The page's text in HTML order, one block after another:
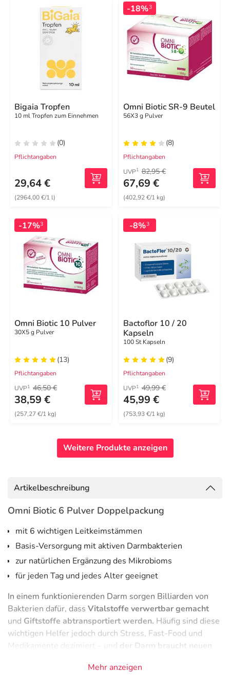
Bigaia Tropfen
10 ml Tropfen zum Einnehmen
(0)
Pflichtangaben
29,64 €
(2964,00 €/1 l)
-18%3
Omni Biotic SR-9 Beutel
56X3 g Pulver
(8)
Pflichtangaben
UVP1 82,95 €
67,69 €
(402,92 €/1 kg)
-17%3
Omni Biotic 10 Pulver
30X5 g Pulver
(13)
Pflichtangaben
UVP1 46,50 €
38,59 €
(257,27 €/1 kg)
-8%3
Bactoflor 10 / 20
Kapseln
100 St Kapseln
(9)
Pflichtangaben
UVP1 49,99 €
45,99 €
(753,93 €/1 kg)
Weitere Produkte anzeigen
Artikelbeschreibung
Omni Biotic 6 Pulver Doppelpackung
mit 6 wichtigen Leitkeimstämmen
Basis-Versorgung mit aktiven Darmbakterien
zur natürlichen Ergänzung des Mikrobioms
für jeden Tag und jedes Alter geeignet
In einem funktionierenden Darm sorgen Billiarden von
Bakterien dafür, dass Vitalstoffe verwertbar gemacht
und Giftstoffe abtransportiert werden. Häufig sind diese
wichtigen Helfer jedoch durch Stress, Fast-Food und
Medikamente dezimiert – und der Darm braucht neuen
Mehr anzeigen